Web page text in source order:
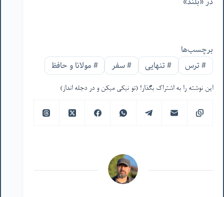
برچسب‌ها
#ترس #تنهایی #سفر #مولانا و حافظ
این نوشته را به اشتراک بگذار! (تو نیکی میکن و در دجله انداز)